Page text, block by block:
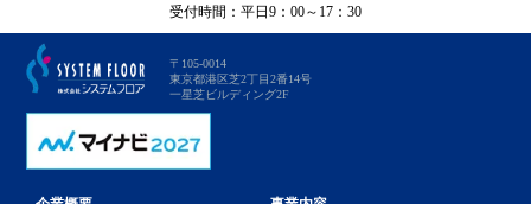
受付時間：平日9：00～17：30
〒105-0014
東京都港区芝2丁目2番14号
一星芝ビルディング2F